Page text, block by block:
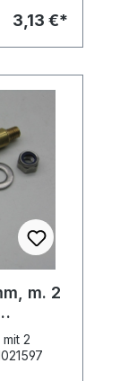
3,13 €*
m. 2
2